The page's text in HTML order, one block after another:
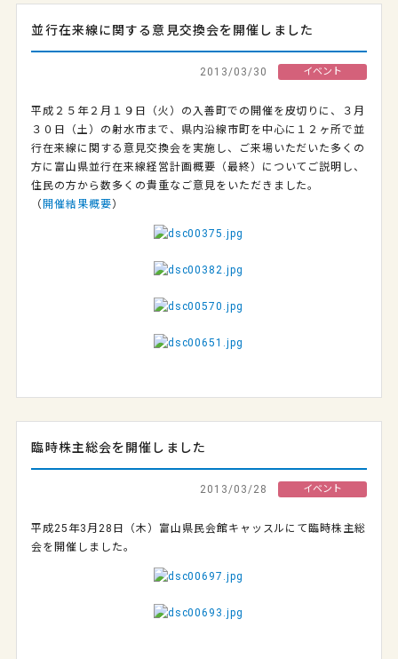
並行在来線に関する意見交換会を開催しました
2013/03/30 イベント
平成２５年２月１９日（火）の入善町での開催を皮切りに、３月
３０日（土）の射水市まで、県内沿線市町を中心に１２ヶ所で並
行在来線に関する意見交換会を実施し、ご来場いただいた多くの
方に富山県並行在来線経営計画概要（最終）についてご説明し、
住民の方から数多くの貴重なご意見をいただきました。
（ 開催結果概要）
臨時株主総会を開催しました
2013/03/28 イベント
平成25年3月28日（木）富山県民会館キャッスルにて臨時株主総
会を開催しました。